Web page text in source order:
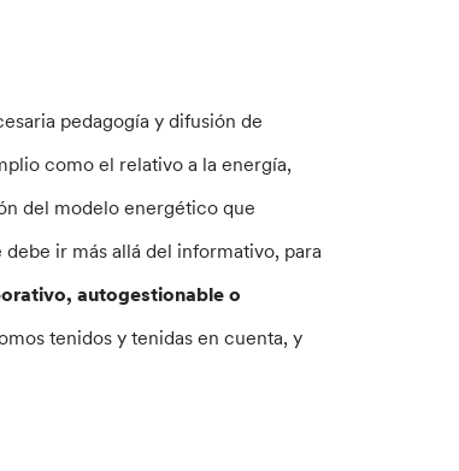
pedagogía y difusión de
como el relativo a la energía,
del modelo energético que
ir más allá del informativo, para
autogestionable o
tenidos y tenidas en cuenta, y